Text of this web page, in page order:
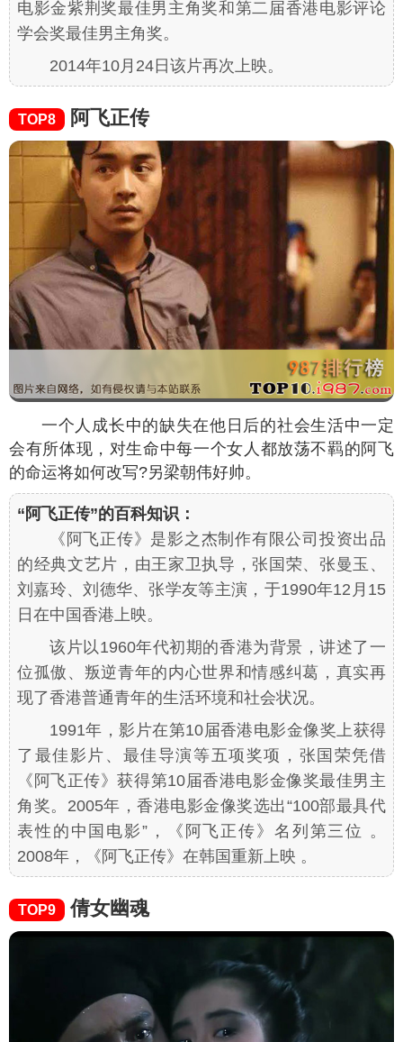
电影金紫荆奖最佳男主角奖和第二届香港电影评论
学会奖最佳男主角奖。
2014年10月24日该片再次上映。
TOP8 阿飞正传
一个人成长中的缺失在他日后的社会生活中一定
会有所体现，对生命中每一个女人都放荡不羁的阿飞
的命运将如何改写?另梁朝伟好帅。
“阿飞正传”的百科知识：
《阿飞正传》是影之杰制作有限公司投资出品
的经典文艺片，由王家卫执导，张国荣、张曼玉、
刘嘉玲、刘德华、张学友等主演，于1990年12月15
日在中国香港上映。
该片以1960年代初期的香港为背景，讲述了一
位孤傲、叛逆青年的内心世界和情感纠葛，真实再
现了香港普通青年的生活环境和社会状况。
1991年，影片在第10届香港电影金像奖上获得
了最佳影片、最佳导演等五项奖项，张国荣凭借
《阿飞正传》获得第10届香港电影金像奖最佳男主
角奖。2005年，香港电影金像奖选出“100部最具代
表性的中国电影”，《阿飞正传》名列第三位 。
2008年，《阿飞正传》在韩国重新上映 。
TOP9 倩女幽魂